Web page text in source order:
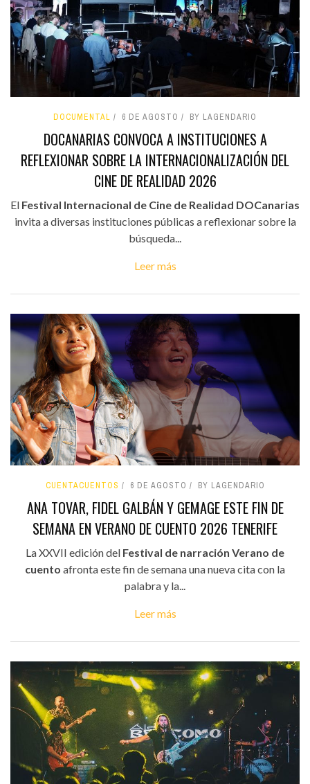
DOCUMENTAL 6 DE AGOSTO BY LAGENDARIO
DOCANARIAS CONVOCA A INSTITUCIONES A
REFLEXIONAR SOBRE LA INTERNACIONALIZACIÓN DEL
CINE DE REALIDAD 2026
El Festival Internacional de Cine de Realidad DOCanarias
invita a diversas instituciones públicas a reflexionar sobre la
búsqueda...
Leer más
CUENTACUENTOS 6 DE AGOSTO BY LAGENDARIO
ANA TOVAR, FIDEL GALBÁN Y GEMAGE ESTE FIN DE
SEMANA EN VERANO DE CUENTO 2026 TENERIFE
La XXVII edición del Festival de narración Verano de
cuento afronta este fin de semana una nueva cita con la
palabra y la...
Leer más